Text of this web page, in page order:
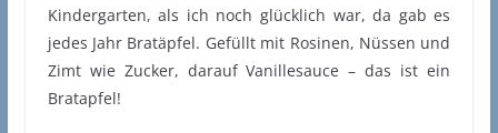
Kindergarten, als ich noch glücklich war, da gab es
jedes Jahr Bratäpfel. Gefüllt mit Rosinen, Nüssen und
Zimt wie Zucker, darauf Vanillesauce – das ist ein
Bratapfel!